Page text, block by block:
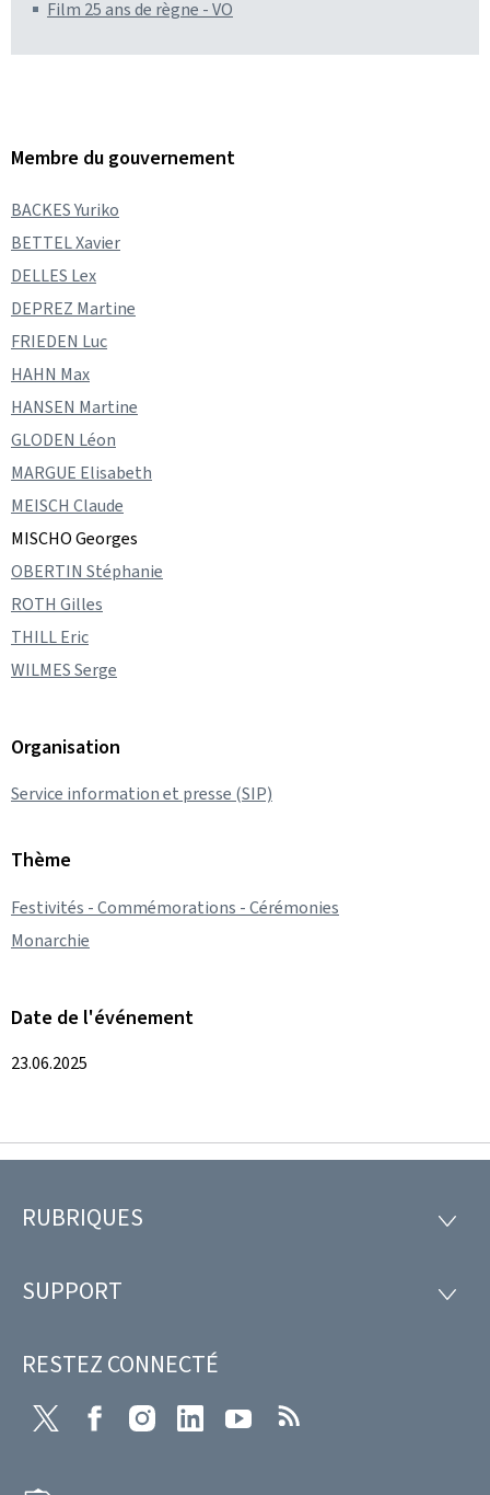
Film 25 ans de règne - VO
Membre du gouvernement
BACKES Yuriko
BETTEL Xavier
DELLES Lex
DEPREZ Martine
FRIEDEN Luc
HAHN Max
HANSEN Martine
GLODEN Léon
MARGUE Elisabeth
MEISCH Claude
MISCHO Georges
OBERTIN Stéphanie
ROTH Gilles
THILL Eric
WILMES Serge
Organisation
Service information et presse (SIP)
Thème
Festivités - Commémorations - Cérémonies
Monarchie
Date de l'événement
23.06.2025
Pied
page
RUBRIQUES
SUPPORT
RESTEZ CONNECTÉ
Twitter FacebookInstagramLinkedIn Youtube